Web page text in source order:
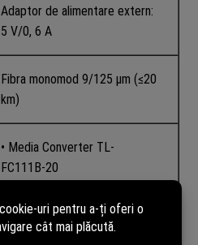
Adaptor de alimentare extern:
5 V/0, 6 A
Fibra monomod 9/125 μm (≤20
km)
• Media Converter TL-
FC111B-20
• Ghid de instalare